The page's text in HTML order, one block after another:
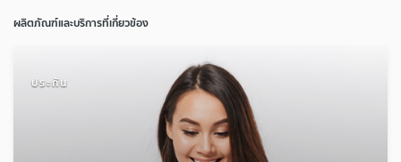
ผลิตภัณฑ์และบริการที่เกี่ยวข้อง
ประกัน